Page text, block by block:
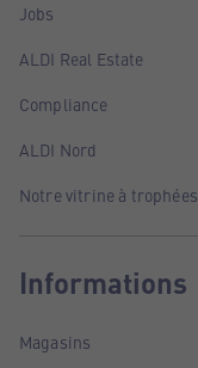
Jobs
ALDI Real Estate
Compliance
ALDI Nord
Notre vitrine à trophées
Informations
Magasins